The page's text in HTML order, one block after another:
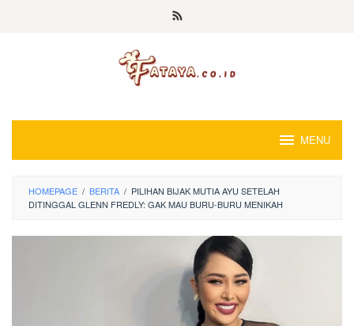
MENU
HOMEPAGE / BERITA / PILIHAN BIJAK MUTIA AYU SETELAH
DITINGGAL GLENN FREDLY: GAK MAU BURU-BURU MENIKAH